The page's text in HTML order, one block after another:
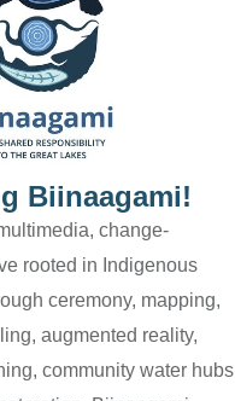
Biinaagami!
change-
rooted in Indigenous
ceremony, mapping,
augmented reality,
community water hubs